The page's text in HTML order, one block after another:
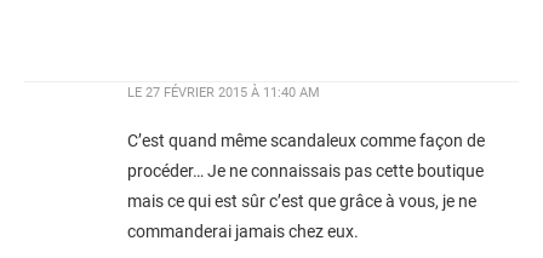
LE 27 FÉVRIER 2015 À 11:40 AM
C’est quand même scandaleux comme façon de
procéder… Je ne connaissais pas cette boutique
mais ce qui est sûr c’est que grâce à vous, je ne
commanderai jamais chez eux.